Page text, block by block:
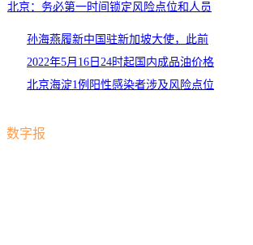
北京：务必第一时间锁定风险点位和人员
孙海燕履新中国驻新加坡大使，此前
在中联部任职
2022年5月16日24时起国内成品油价格
按机制上调
北京海淀1例阳性感染者涉及风险点位
数字报